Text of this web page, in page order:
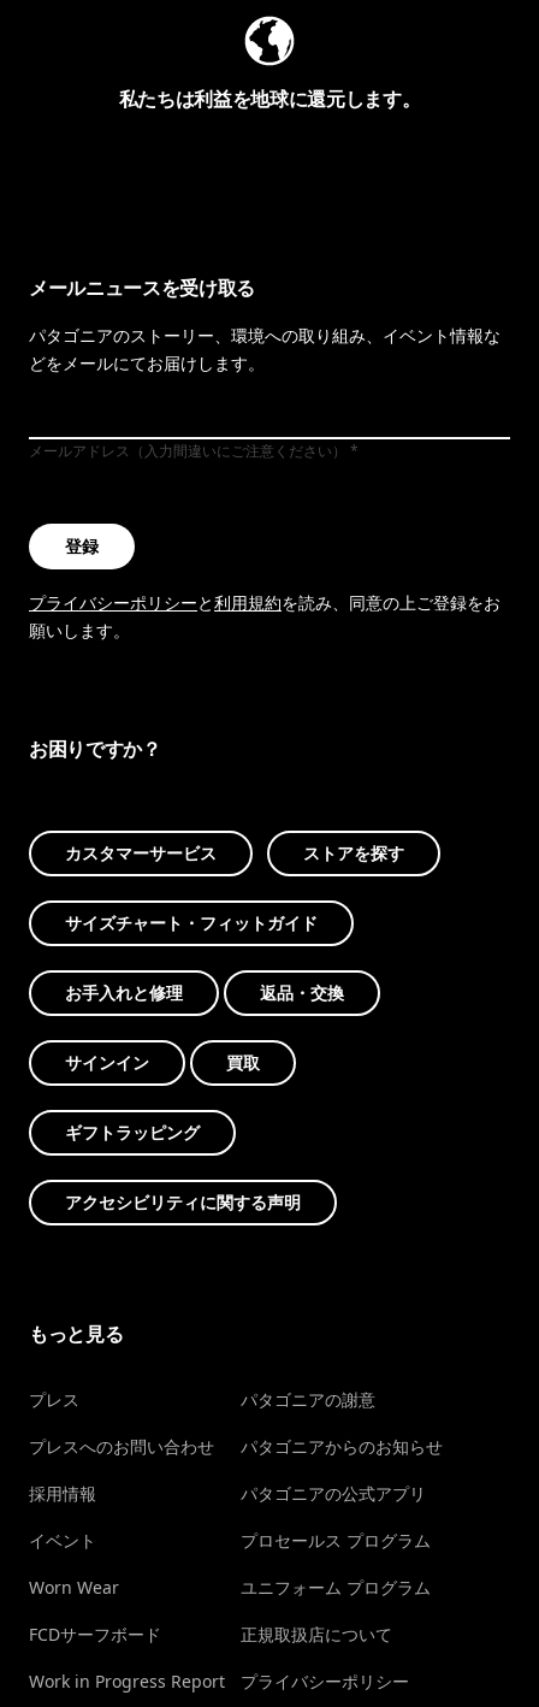
私たちは利益を地球に還元します。
メールニュースを受け取る
パタゴニアのストーリー、環境への取り組み、イベント情報な
どをメールにてお届けします。
メールアドレス（入力間違いにご注意ください）
登録
プライバシーポリシーと利用規約を読み、同意の上ご登録をお
願いします。
お困りですか？
カスタマーサービス ストアを探す
サイズチャート・フィットガイド
お手入れと修理 返品・交換
サインイン 買取
ギフトラッピング
アクセシビリティに関する声明
もっと見る
プレス
プレスへのお問い合わせ
採用情報
イベント
Worn Wear
FCDサーフボード
Work in Progress Report
パタゴニアの謝意
パタゴニアからのお知らせ
パタゴニアの公式アプリ
プロセールス プログラム
ユニフォーム プログラム
正規取扱店について
プライバシーポリシー